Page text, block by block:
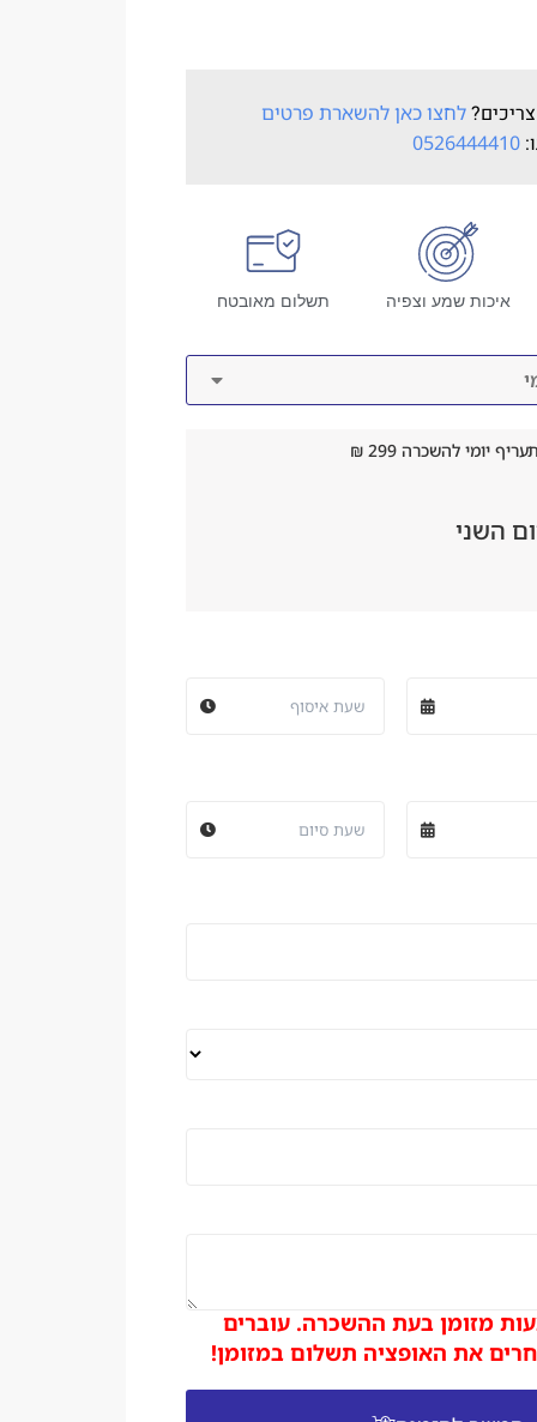
לחצו כאן להשארת פרטים
0526444410
איכות שמע וצפיה תשלום מאובטח
יומי להשכרה 299 ₪
השני
מזומן בעת ההשכרה. עוברים
את האופציה תשלום במזומן!